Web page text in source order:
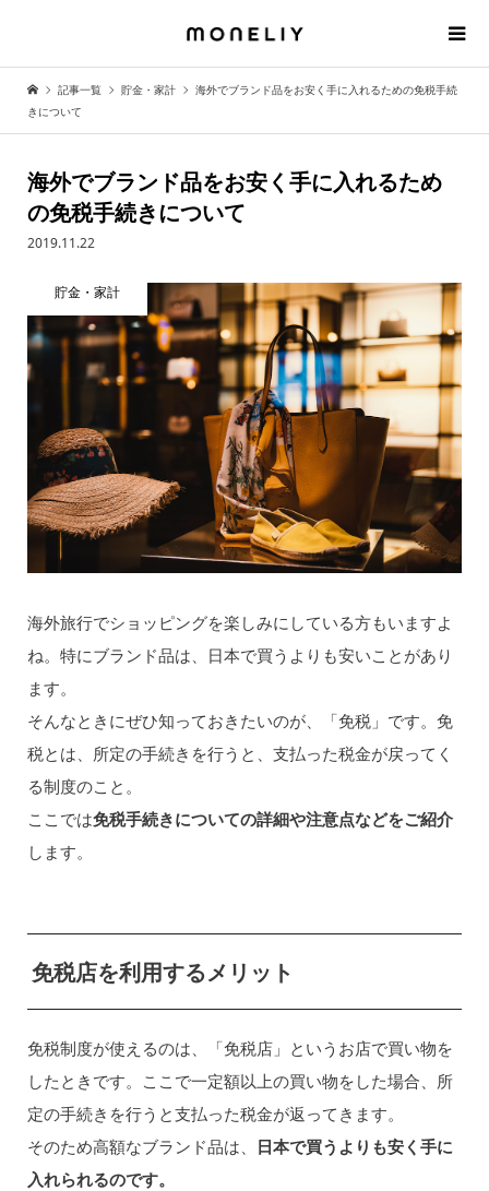
記事一覧 貯金・家計
海外でブランド品をお安く手に入れるための免税手続
きについて
海外でブランド品をお安く手に入れるため
の免税手続きについて
2019.11.22
貯金・家計
海外旅行でショッピングを楽しみにしている方もいますよ
ね。特にブランド品は、日本で買うよりも安いことがあり
ます。
そんなときにぜひ知っておきたいのが、「免税」です。免
税とは、所定の手続きを行うと、支払った税金が戻ってく
る制度のこと。
ここでは免税手続きについての詳細や注意点などをご紹介
します。
免税店を利用するメリット
免税制度が使えるのは、「免税店」というお店で買い物を
したときです。ここで一定額以上の買い物をした場合、所
定の手続きを行うと支払った税金が返ってきます。
そのため高額なブランド品は、
日本で買うよりも安く手に
入れられるのです。